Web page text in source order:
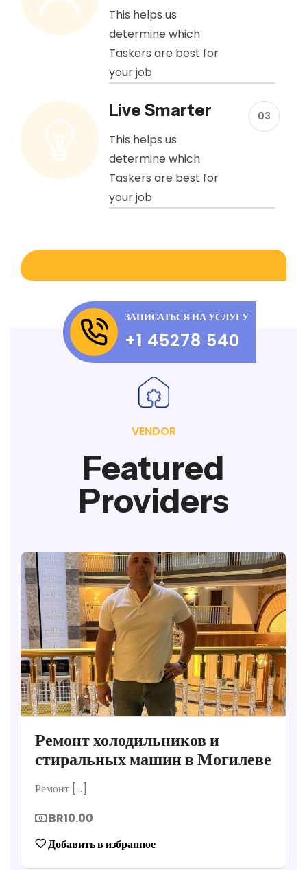
This helps us
determine which
Taskers are best for
your job
03
Live Smarter
This helps us
determine which
Taskers are best for
your job
ЗАПИСАТЬСЯ НА УСЛУГУ
+1 45278 540
VENDOR
Featured
Providers
Ремонт холодильников и
стиральных машин в Могилеве
Ремонт [...]
BR10.00
Добавить в избранное